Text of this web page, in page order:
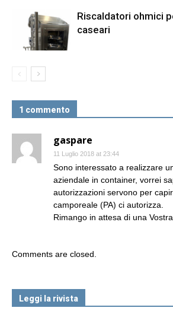
Riscaldatori ohmici
caseari
1 commento
gaspare
11 Luglio 2018 at 23:44
Sono interessato a realizzare
aziendale in container, vorrei
autorizzazioni servono per
camporeale (PA) ci autorizza.
Rimango in attesa di una
Comments are closed.
Leggi la rivista